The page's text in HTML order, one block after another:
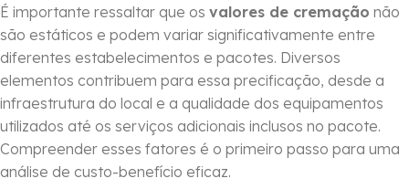
É importante ressaltar que os valores de cremação não
são estáticos e podem variar significativamente entre
diferentes estabelecimentos e pacotes. Diversos
elementos contribuem para essa precificação, desde a
infraestrutura do local e a qualidade dos equipamentos
utilizados até os serviços adicionais inclusos no pacote.
Compreender esses fatores é o primeiro passo para uma
análise de custo-benefício eficaz.